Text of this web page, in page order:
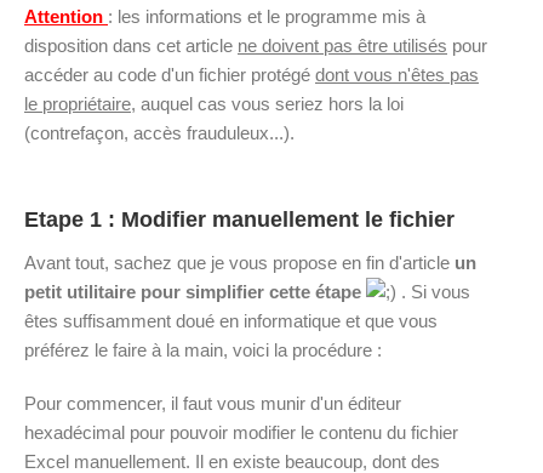
Attention : les informations et le programme mis à
disposition dans cet article ne doivent pas être utilisés pour
accéder au code d'un fichier protégé dont vous n'êtes pas
le propriétaire, auquel cas vous seriez hors la loi
(contrefaçon, accès frauduleux...).
Etape 1 : Modifier manuellement le fichier
Avant tout, sachez que je vous propose en fin d'article un
petit utilitaire pour simplifier cette étape
. Si vous
êtes suffisamment doué en informatique et que vous
préférez le faire à la main, voici la procédure :
Pour commencer, il faut vous munir d'un éditeur
hexadécimal pour pouvoir modifier le contenu du fichier
Excel manuellement. Il en existe beaucoup, dont des